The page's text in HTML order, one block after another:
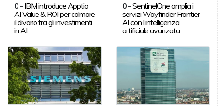
0- IBM introduce Apptio
AI Value & ROI per colmare
il divario tra gli investimenti
in AI
0 -SentinelOne amplia i
servizi Wayfinder Frontier
AI con l'intelligenza
artificiale avanzata